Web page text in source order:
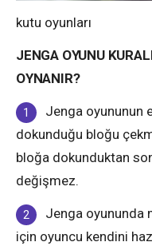
kutu oyunları
JENGA OYUNU
OYNANIR?
Jenga oyununun
dokunduğu bloğu
bloğa dokunduktan
değişmez.
Jenga oyununda
için oyuncu kendini